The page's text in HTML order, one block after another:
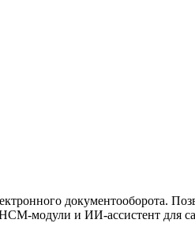
документооборота.
модули и ИИ-ассистент для